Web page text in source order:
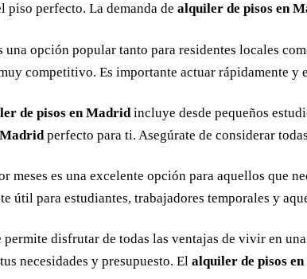
piso perfecto. La demanda de alquiler de pisos en
una opción popular tanto para residentes locales
competitivo. Es importante actuar rápidamente
de pisos en Madrid incluye desde pequeños
perfecto para ti. Asegúrate de considerar
meses es una excelente opción para aquellos que
útil para estudiantes, trabajadores temporales y
disfrutar de todas las ventajas de vivir en
necesidades y presupuesto. El alquiler de pisos